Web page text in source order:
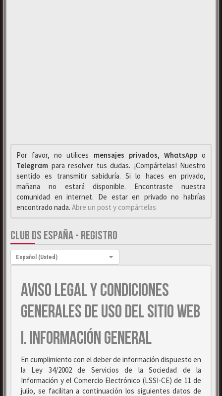
Por favor, no utilices mensajes privados, WhαtsAppo
Telegrαm para resolver tus dudas. ¡Compártelas! Nuestro
sentido es transmitir sabiduría. Si lo haces en privado,
mañana no estará disponible. Encontraste nuestra
comunidad en internet. De estar en privado no habrías
encontrado nada. Abre un post y compártelas
CLUB DS ESPAÑA - REGISTRO
Idioma:
Español (Usted)
AVISO LEGAL Y CONDICIONES
GENERALES DE USO DEL SITIO WEB
I. INFORMACIÓN GENERAL
En cumplimiento con el deber de información dispuesto en
la Ley 34/2002 de Servicios de la Sociedad de la
Información y el Comercio Electrónico (LSSI-CE) de 11 de
julio, se facilitan a continuación los siguientes datos de